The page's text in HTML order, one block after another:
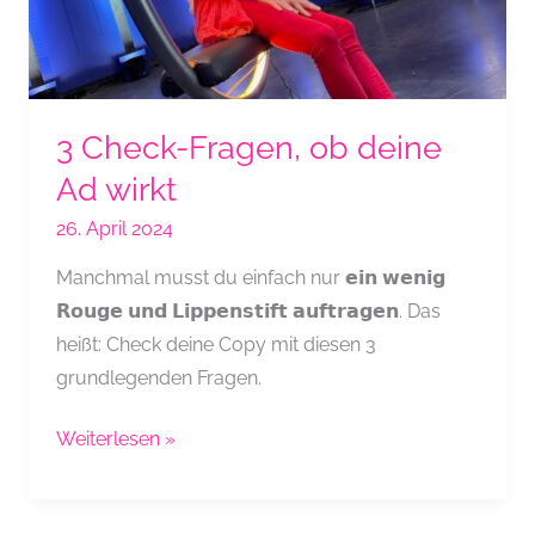
3 Check-Fragen, ob deine
Ad wirkt
26. April 2024
Manchmal musst du einfach nur 𝗲𝗶𝗻 𝘄𝗲𝗻𝗶𝗴
𝗥𝗼𝘂𝗴𝗲 𝘂𝗻𝗱 𝗟𝗶𝗽𝗽𝗲𝗻𝘀𝘁𝗶𝗳𝘁 𝗮𝘂𝗳𝘁𝗿𝗮𝗴𝗲𝗻. Das
heißt: Check deine Copy mit diesen 3
grundlegenden Fragen.
3
Weiterlesen »